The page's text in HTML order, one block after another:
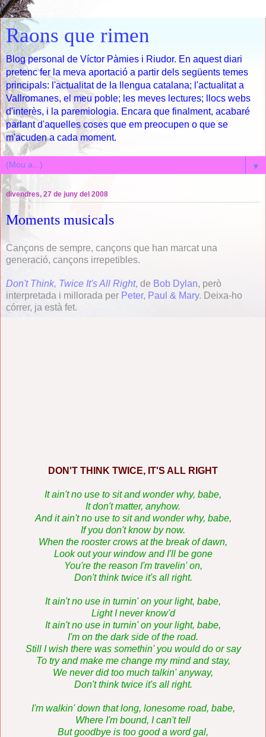
Raons que rimen
Blog personal de Víctor Pàmies i Riudor. En aquest diari
pretenc fer la meva aportació a partir dels següents temes
principals: l'actualitat de la llengua catalana; l'actualitat a
Vallromanes, el meu poble; les meves lectures; llocs webs
d'interès, i la paremiologia. Encara que finalment, acabaré
parlant d'aquelles coses que em preocupen o que se
m'acuden a cada moment.
▼
divendres, 27 de juny del 2008
Moments musicals
Cançons de sempre, cançons que han marcat una
generació, cançons irrepetibles.
Don't Think, Twice It's All Right, de Bob Dylan, però
interpretada i millorada per Peter, Paul & Mary. Deixa-ho
córrer, ja està fet.
DON'T THINK TWICE, IT'S ALL RIGHT
It ain't no use to sit and wonder why, babe,
It don't matter, anyhow.
And it ain't no use to sit and wonder why, babe,
If you don't know by now.
When the rooster crows at the break of dawn,
Look out your window and I'll be gone
You're the reason I'm travelin' on,
Don't think twice it's all right.
It ain't no use in turnin' on your light, babe,
Light I never know'd
It ain't no use in turnin' on your light, babe,
I'm on the dark side of the road.
Still I wish there was somethin' you would do or say
To try and make me change my mind and stay,
We never did too much talkin' anyway,
Don't think twice it's all right.
I'm walkin' down that long, lonesome road, babe,
Where I'm bound, I can't tell
But goodbye is too good a word gal,